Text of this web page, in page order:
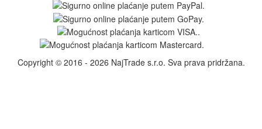
Copyright © 2016 - 2026 NajTrade s.r.o. Sva prava pridržana.